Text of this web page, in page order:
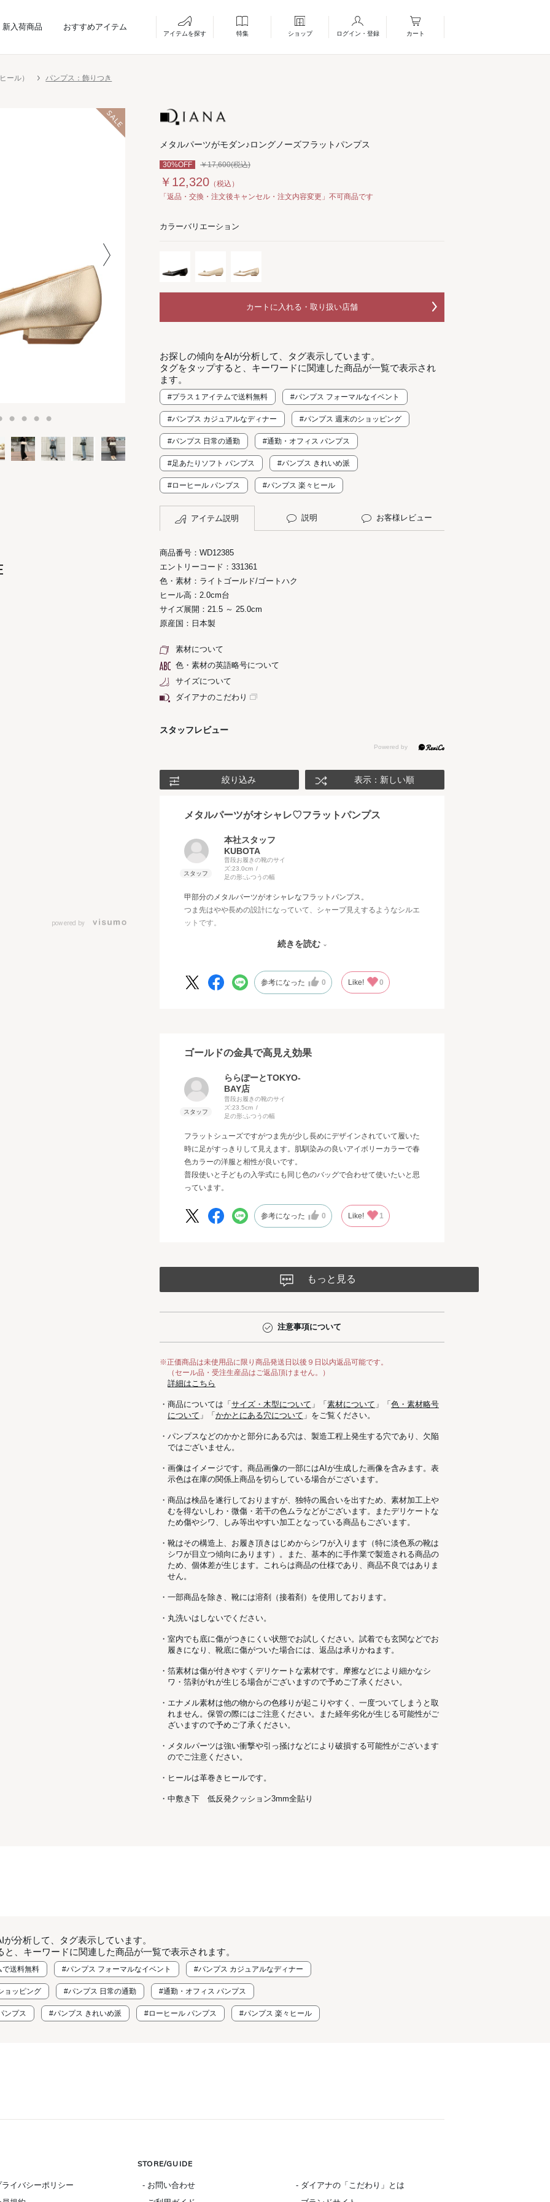
新入荷商品 おすすめアイテム
アイテムを探す 特集 ショップ ログイン・登録 カート
ール） パンプス：飾りつき
powered by
メタルパーツがモダン♪ロングノーズフラットパンプス
30%OFF ￥17,600(税込)
￥12,320 （税込）
「返品・交換・注文後キャンセル・注文内容変更」不可商品です
カラーバリエーション
カートに入れる・取り扱い店舗
お探しの傾向をAIが分析して、タグ表示しています。
タグをタップすると、キーワードに関連した商品が一覧で表示され
ます。
#プラス１アイテムで送料無料 #パンプス フォーマルなイベント
#パンプス カジュアルなディナー #パンプス 週末のショッピング
#パンプス 日常の通勤 #通勤・オフィス パンプス
#足あたりソフト パンプス #パンプス きれいめ派
#ローヒール パンプス #パンプス 楽々ヒール
アイテム説明 説明 お客様レビュー
商品番号：WD12385
エントリーコード：331361
色・素材：ライトゴールド/ゴートハク
ヒール高：2.0cm台
サイズ展開：21.5 ～ 25.0cm
原産国：日本製
素材について
色・素材の英語略号について
サイズについて
ダイアナのこだわり
スタッフレビュー
絞り込み 表示：新しい順
メタルパーツがオシャレ♡フラットパンプス
本社スタッフ
KUBOTA
普段お履きの靴のサイ
ズ:23.0cm
足の形: ふつうの幅
甲部分のメタルパーツがオシャレなフラットパンプス。
つま先はやや長めの設計になっていて、シャープ見えするようなシルエ
ットです。
だわりが詰まったアイテムです。
シワ感のあるエナメルなので、パキッとしすぎずニュアンス感が出るの
エナメルは固いイメージがありますが、こちらは足に馴染みやすいのも
◎
サイズは普段と同じ23㎝で問題なく履けました(ストッキング着用)。
ています。
続きを読む
参考になった 0 Like! 0
ゴールドの金具で高見え効果
ららぽーとTOKYO-
BAY店
普段お履きの靴のサイ
ズ:23.5cm
足の形: ふつうの幅
フラットシューズですがつま先が少し長めにデザインされていて履いた
時に足がすっきりして見えます。肌馴染みの良いアイボリーカラーで春
色カラーの洋服と相性が良いです。
普段使いと子どもの入学式にも同じ色のバッグで合わせて使いたいと思
っています。
参考になった 0 Like! 1
もっと見る
注意事項について
※正価商品は未使用品に限り商品発送日以後９日以内返品可能です。
（セール品・受注生産品はご返品頂けません。）
詳細はこちら
・商品については「 サイズ・木型について 」「 素材について 」「 色・素材略号
について 」「 かかとにある穴について 」をご覧ください。
・パンプスなどのかかと部分にある穴は、製造工程上発生する穴であり、欠陥
ではございません。
・画像はイメージです。商品画像の一部にはAIが生成した画像を含みます。表
示色は在庫の関係上商品を切らしている場合がございます。
・商品は検品を遂行しておりますが、独特の風合いを出すため、素材加工上
むを得ないしわ・微傷・若干の色ムラなどがございます。またデリケートな
ため傷やシワ、しみ等出やすい加工となっている商品もございます。
・靴はその構造上、お履き頂きはじめからシワが入ります（特に淡色系の靴は
シワが目立つ傾向にあります）。また、基本的に手作業で製造される商品の
ため、個体差が生じます。これらは商品の仕様であり、商品不良ではありま
せん。
・一部商品を除き、靴には溶剤（接着剤）を使用しております。
・丸洗いはしないでください。
・室内でも底に傷がつきにくい状態でお試しください。試着でも玄関などでお
履きになり、靴底に傷がついた場合には、返品は承りかねます。
・箔素材は傷が付きやすくデリケートな素材です。摩擦などにより細かなシ
ワ・箔剥がれが生じる場合がございますので予めご了承ください。
・エナメル素材は他の物からの色移りが起こりやすく、一度ついてしまうと取
れません。保管の際にはご注意ください。また経年劣化が生じる可能性がご
ざいますので予めご了承ください。
・メタルパーツは強い衝撃や引っ掻けなどにより破損する可能性がございます
のでご注意ください。
・ヒールは革巻きヒールです。
・中敷き下 低反発クッション3mm全貼り
分析して、タグ表示しています。
と、キーワードに関連した商品が一覧で表示されます。
で送料無料 #パンプス フォーマルなイベント #パンプス カジュアルなディナー
ョッピング #パンプス 日常の通勤 #通勤・オフィス パンプス
ンプス #パンプス きれいめ派 #ローヒール パンプス #パンプス 楽々ヒール
ライバシーポリシー
STORE/GUIDE
- お問い合わせ
- ダイアナの「こだわり」とは